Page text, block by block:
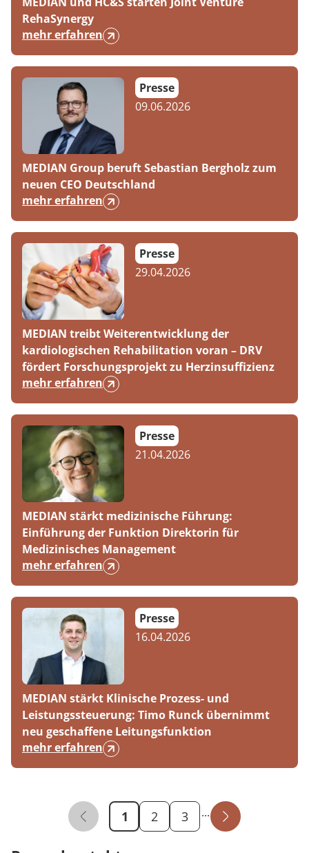
Kinder-und Jugendreha
Gastroenterologie
Stoffwechselerkrankungen
Geriatrie
Gynäkologie
HTS & Cochlea
Long Covid
Onkologie
Pneumologie
Rheumatologie
Prävention
Nachsorge
Energiepolitik
Publikationsdatenbank
Kosten & Kostenträger
Zuzahlung & Befreiung
Reha FAQ
Reha Checkliste
Über MEDIAN
Kooperationen
Presse
Karriere
RehaSynergy
mehr erfahren
Presse
09.06.2026
MEDIAN Group beruft Sebastian Bergholz zum
neuen CEO Deutschland
mehr erfahren
Presse
29.04.2026
MEDIAN treibt Weiterentwicklung der
kardiologischen Rehabilitation voran – DRV
fördert Forschungsprojekt zu Herzinsuffizienz
mehr erfahren
Presse
21.04.2026
MEDIAN stärkt medizinische Führung:
Einführung der Funktion Direktorin für
Medizinisches Management
mehr erfahren
Presse
16.04.2026
MEDIAN stärkt Klinische Prozess- und
Leistungssteuerung: Timo Runck übernimmt
neu geschaffene Leitungsfunktion
mehr erfahren
Publikations - Seite
1 2 3 ...